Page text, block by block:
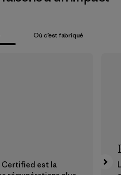
Où c’est fabriqué
Certified est la